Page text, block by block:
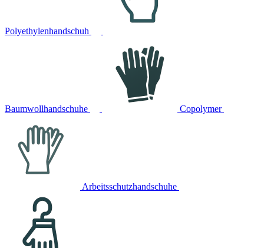
Polyethylenhandschuh
Baumwollhandschuhe Copolymer
Arbeitsschutzhandschuhe